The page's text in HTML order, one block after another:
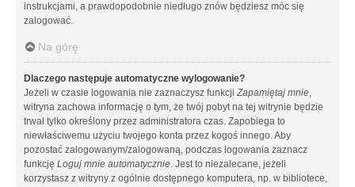
instrukcjami, a prawdopodobnie niedługo znów będziesz móc się
zalogować.
Na górę
Dlaczego następuje automatyczne wylogowanie?
Jeżeli w czasie logowania nie zaznaczysz funkcji Zapamiętaj mnie,
witryna zachowa informację o tym, że twój pobyt na tej witrynie będzie
trwał tylko określony przez administratora czas. Zapobiega to
niewłaściwemu użyciu twojego konta przez kogoś innego. Aby
pozostać zalogowanym/zalogowaną, podczas logowania zaznacz
funkcję Loguj mnie automatycznie. Jest to niezalecane, jeżeli
korzystasz z witryny z ogólnie dostępnego komputera, np. w bibliotece,